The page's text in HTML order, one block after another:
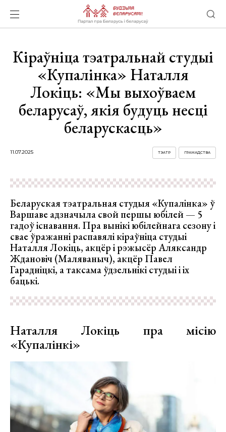
Кіраўніца тэатральнай студыі
«Купалінка» Наталля
Локіць: «Мы выхоўваем
беларусаў, якія будуць несці
беларускасць»
11.07.2025 ГРАМАДСТВА
ТЭАТР
Беларуская тэатральная студыя «Купалінка» ў
Варшаве адзначыла свой першы юбілей — 5
гадоў існавання. Пра вынікі юбілейнага сезону і
свае ўражанні распавялі кіраўніца студыі
Наталля Локіць, акцёр і рэжысёр Аляксандр
Ждановіч (Маляваныч), акцёр Павел
Гарадніцкі, а таксама ўдзельнікі студыі і іх
бацькі.
Наталля Локіць пра місію
«Купалінкі»